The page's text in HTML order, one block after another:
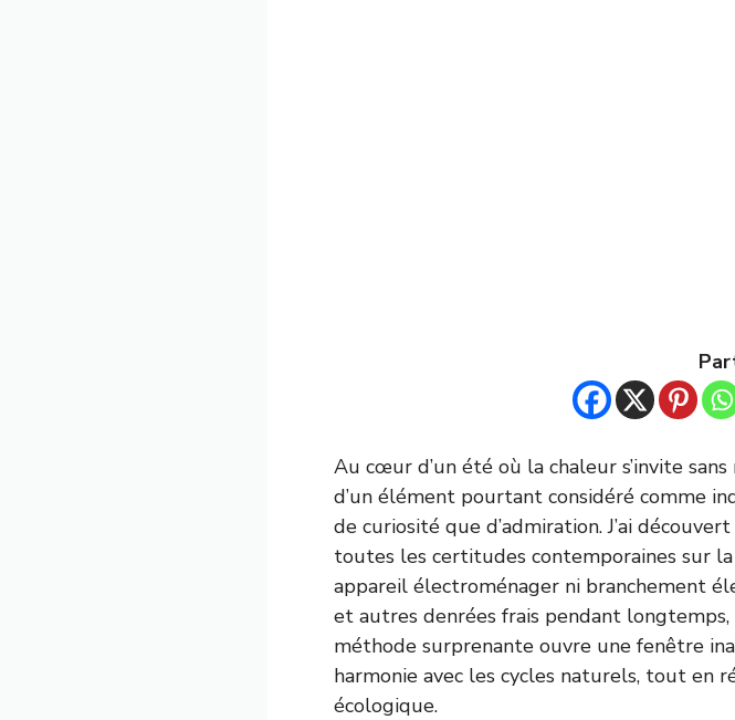
Au cœur d’un été où la chaleur s’invite
d’un élément pourtant considéré comme
de curiosité que d’admiration. J’ai
toutes les certitudes contemporaines sur
appareil électroménager ni branchement
et autres denrées frais pendant
méthode surprenante ouvre une fenêtre
harmonie avec les cycles naturels, tout en
écologique.